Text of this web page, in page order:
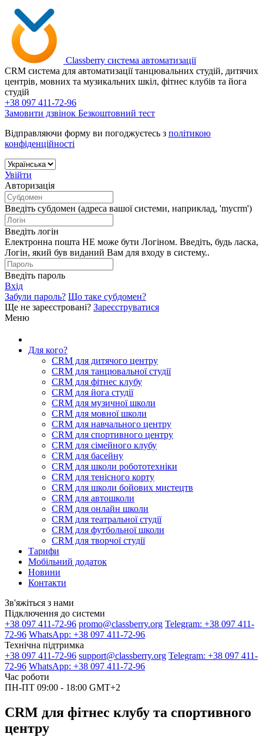
Сlassberry система автоматизації
CRM система для автоматизації танцювальних студій, дитячих
центрів, мовних та музикальних шкіл, фітнес клубів та йога
студій
+38 097 411-72-96
Замовити дзвінок Безкоштовний тест
Відправляючи форму ви погоджуєтесь з політикою
конфіденційності
Увійти
Авторизація
Введіть субдомен (адреса вашої системи, наприклад, 'mycrm')
Введіть логін
Електронна пошта НЕ може бути Логіном. Введіть, будь ласка,
Логін, який був виданий Вам для входу в систему..
Введіть пароль
Вхід
Забули пароль? Що таке субдомен?
Ще не зареєстровані? Зареєструватися
Меню
Для кого?
CRM для дитячого центру
CRM для танцювальної студії
CRM для фітнес клубу
CRM для йога студії
CRM для музичної школи
CRM для мовної школи
CRM для навчального центру
CRM для спортивного центру
CRM для сімейного клубу
CRM для басейну
CRM для школи робототехніки
CRM для тенісного корту
CRM для школи бойових мистецтв
CRM для автошколи
CRM для онлайн школи
CRM для театральної студії
CRM для футбольної школи
CRM для творчої студії
Тарифи
Мобільний додаток
Новини
Контакти
Зв'яжіться з нами
Підключення до системи
+38 097 411-72-96 promo@classberry.org Telegram: +38 097 411-
72-96 WhatsApp: +38 097 411-72-96
Технічна підтримка
+38 097 411-72-96 support@classberry.org Telegram: +38 097 411-
72-96 WhatsApp: +38 097 411-72-96
Час роботи
ПН-ПТ 09:00 - 18:00 GMT+2
CRM для фітнес клубу та спортивного
центру